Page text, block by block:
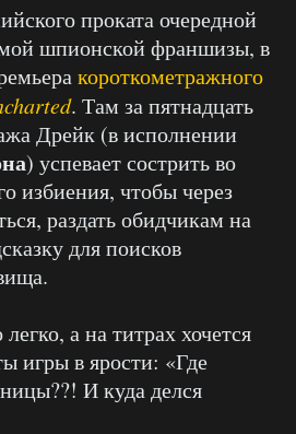
проката очередной
шпионской франшизы, в
короткометражного
. Там за пятнадцать
Дрейк (в исполнении
) успевает сострить во
избиения, чтобы через
раздать обидчикам на
для поисков
а на титрах хочется
игры в ярости: «Где
И куда делся